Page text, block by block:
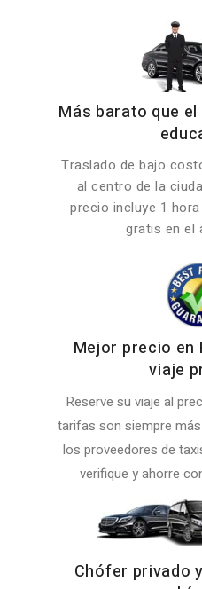
Más barato que
Traslado de bajo
al centro de la
precio incluye 1
gratis en el
Mejor precio en
viaje
Reserve su viaje al
tarifas son siempre
los proveedores de
verifique y ahorre
Chófer privado